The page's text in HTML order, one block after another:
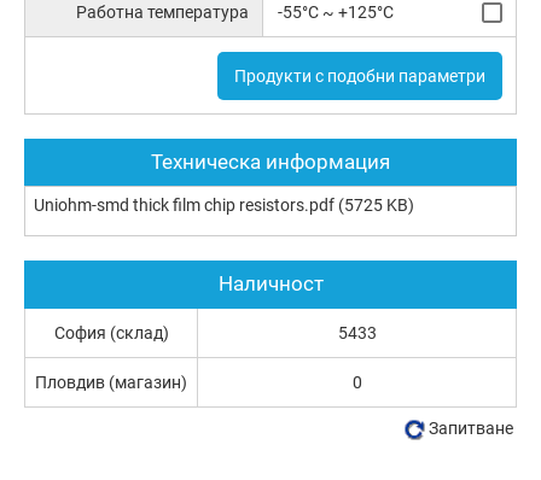
Работна температура -55°C ~ +125°C
Продукти с подобни параметри
Техническа информация
Uniohm-smd thick film chip resistors.pdf (5725 KB)
Наличност
София (склад) 5433
Пловдив (магазин) 0
Запитване